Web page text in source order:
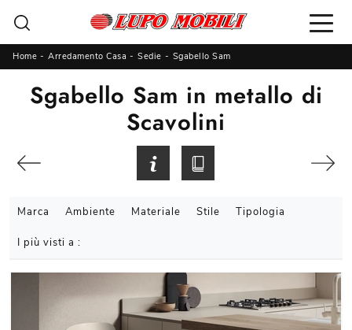
Home - Arredamento Casa - Sedie - Sgabello Sam
Sgabello Sam in metallo di
Scavolini
Marca Ambiente Materiale Stile Tipologia
I più visti a :